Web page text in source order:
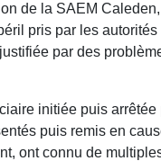
de la SAEM
pris par les autorités
par des
initiée puis
puis remis en
ont connu de